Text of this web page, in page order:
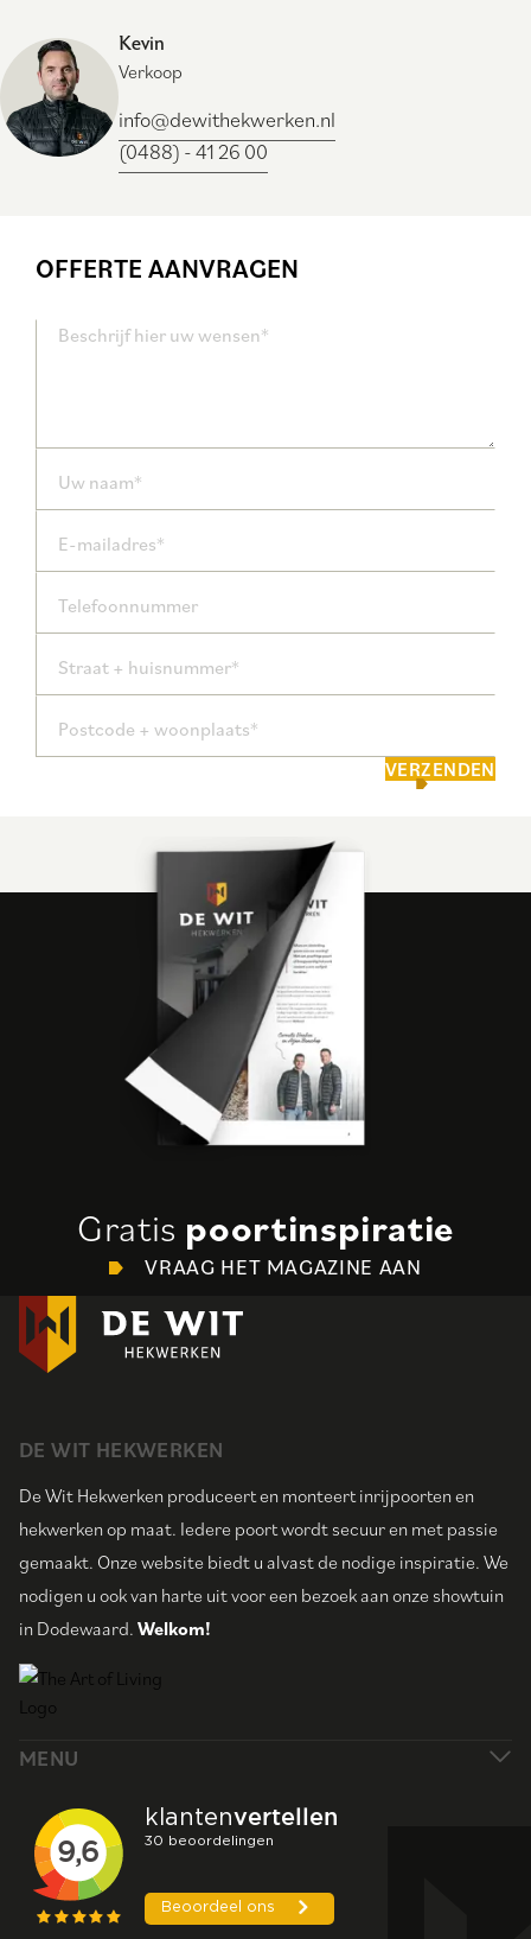
Kevin
Verkoop
info@dewithekwerken.nl
(0488) - 41 26 00
OFFERTE AANVRAGEN
Beschrijf hier uw wensen*
Uw naam*
E-mailadres*
Telefoonnummer
Straat + huisnummer*
Postcode + woonplaats*
VERZENDEN
Gratis poortinspiratie
VRAAG HET MAGAZINE AAN
DE WIT HEKWERKEN
De Wit Hekwerken produceert en monteert inrijpoorten en
hekwerken op maat. Iedere poort wordt secuur en met passie
gemaakt. Onze website biedt u alvast de nodige inspiratie. We
nodigen u ook van harte uit voor een bezoek aan onze showtuin
in Dodewaard. Welkom!
MENU